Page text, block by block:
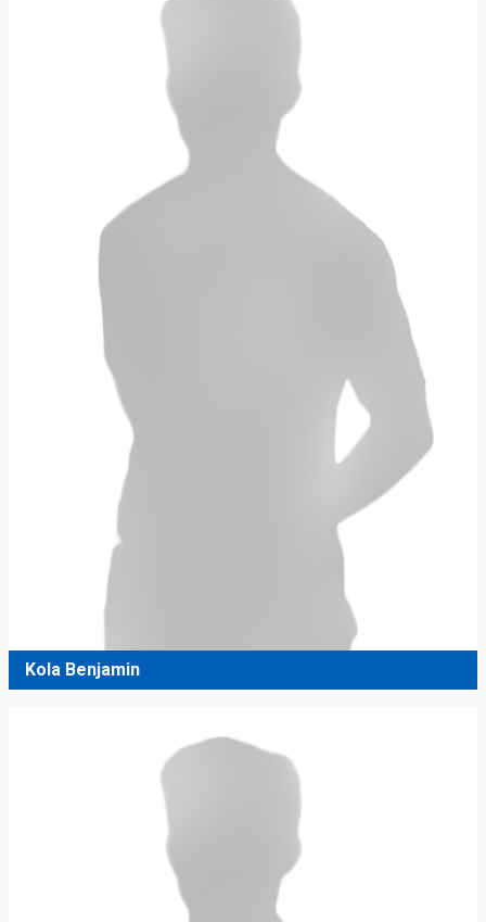
Kola Benjamin